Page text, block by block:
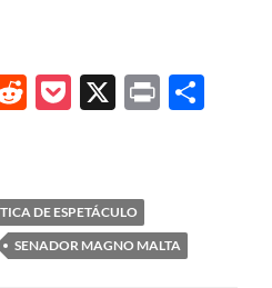
Reddit
Pocket
X Print
DE ESPETÁCULO
SENADOR MAGNO MALTA